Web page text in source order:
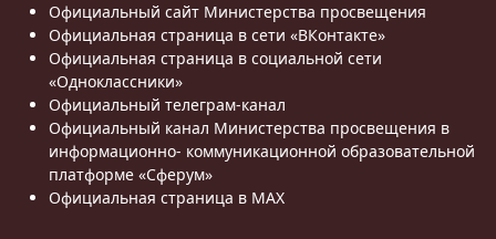
Официальный сайт Министерства просвещения
Официальная страница в сети «ВКонтакте»
Официальная страница в социальной сети
«Одноклассники»
Официальный телеграм-канал
Официальный канал Министерства просвещения в
информационно- коммуникационной образовательной
платформе «Сферум»
Официальная страница в MAX